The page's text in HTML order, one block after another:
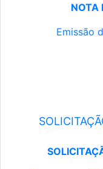
NOTA
Emissão